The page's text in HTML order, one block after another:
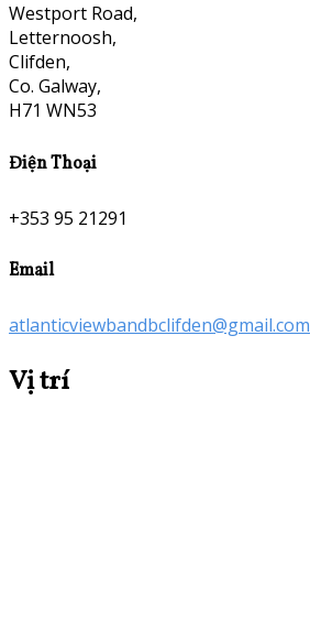
Westport Road,
Letternoosh,
Clifden,
Co. Galway,
H71 WN53
Điện Thoại
+353 95 21291
Email
atlanticviewbandbclifden@gmail.com
Vị trí